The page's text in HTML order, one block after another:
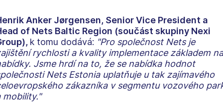
Anker Jørgensen, Senior Vice President a
of Nets Baltic Region (součást skupiny Nexi
k tomu dodává: "Pro společnost Nets je
rychlosti a kvality implementace základem
Jsme hrdí na to, že se nabídka hodnot
Nets Estonia uplatňuje u tak zajímavého
zákazníka v segmentu vozového
mobility."